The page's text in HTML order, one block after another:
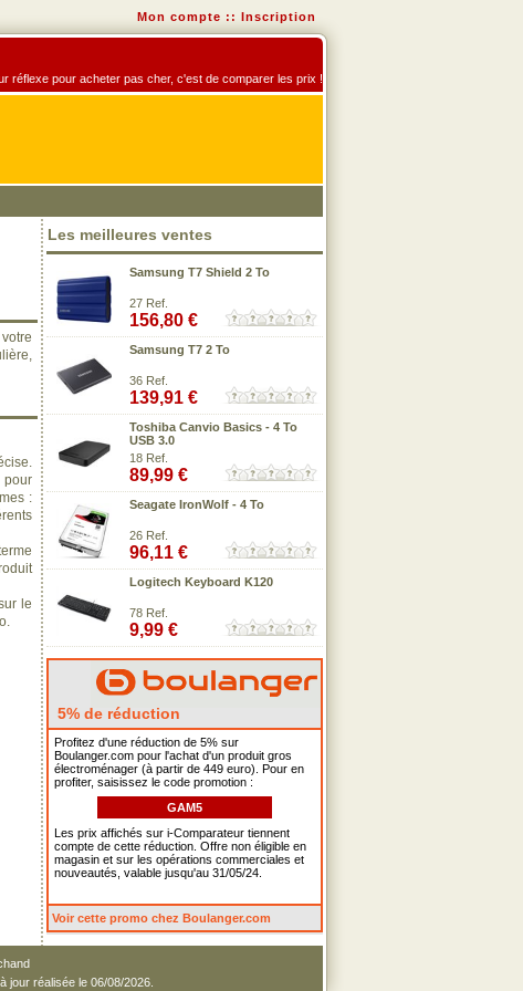
Mon compte :: Inscription
réflexe pour acheter pas cher, c'est de comparer les prix !
:
le
Les meilleures ventes
Samsung T7 Shield 2 To
27 Ref.
156,80 €
Samsung T7 2 To
36 Ref.
139,91 €
Toshiba Canvio Basics - 4 To
USB 3.0
18 Ref.
89,99 €
Seagate IronWolf - 4 To
26 Ref.
96,11 €
Logitech Keyboard K120
78 Ref.
9,99 €
5% de réduction
Profitez d'une réduction de 5% sur
Boulanger.com pour l'achat d'un produit gros
électroménager (à partir de 449 euro). Pour en
profiter, saisissez le code promotion :
GAM5
Les prix affichés sur i-Comparateur tiennent
compte de cette réduction. Offre non éligible en
magasin et sur les opérations commerciales et
nouveautés, valable jusqu'au 31/05/24.
Voir cette promo chez Boulanger.com
jour réalisée le 06/08/2026.